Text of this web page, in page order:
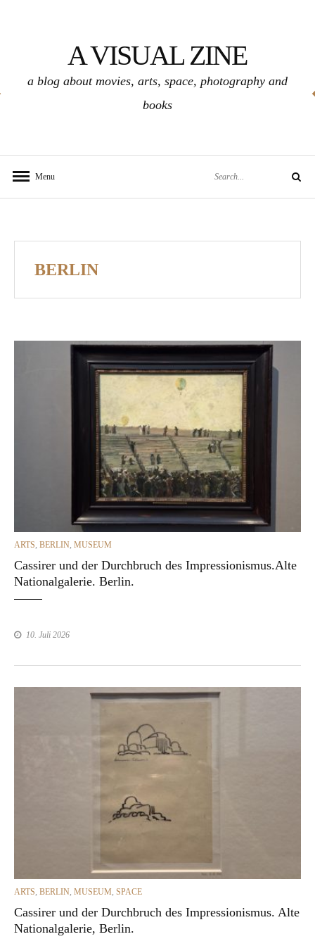
A VISUAL ZINE
a blog about movies, arts, space, photography and
books
Menu Search
BERLIN
CATEGORIES
ARTS, BERLIN, MUSEUM
Cassirer und der Durchbruch des Impressionismus.Alte
Nationalgalerie. Berlin.
10. Juli 2026
CATEGORIES
ARTS BERLIN MUSEUM SPACE
Cassirer und der Durchbruch des Impressionismus. Alte
Nationalgalerie, Berlin.